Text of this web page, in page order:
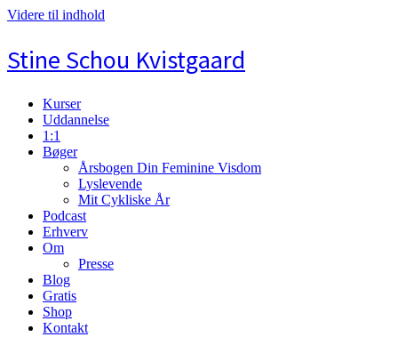
Videre til indhold
Stine Schou Kvistgaard
Kurser
Uddannelse
1:1
Bøger
Årsbogen Din Feminine Visdom
Lyslevende
Mit Cykliske År
Podcast
Erhverv
Om
Presse
Blog
Gratis
Shop
Kontakt